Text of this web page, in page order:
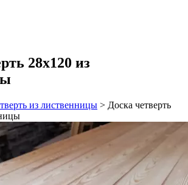
28х120 из
из лиственницы > Доска четверть